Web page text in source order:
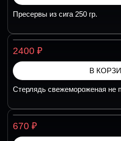
Пресервы из сига 250 гр.
2400 ₽
В
Стерлядь свежемороженая не
670 ₽